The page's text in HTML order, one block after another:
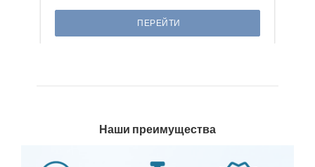
ПЕРЕЙТИ
Наши преимущества